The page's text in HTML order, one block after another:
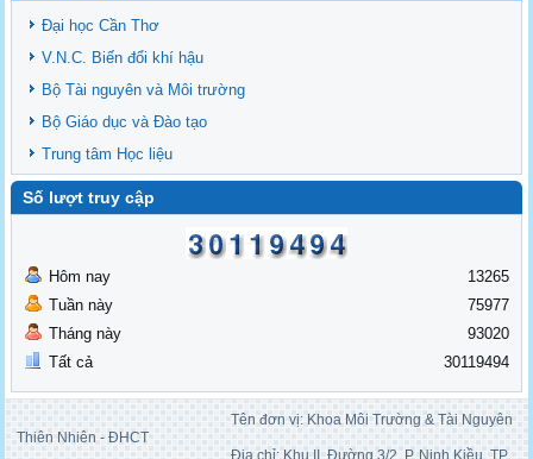
Đại học Cần Thơ
V.N.C. Biến đổi khí hậu
Bộ Tài nguyên và Môi trường
Bộ Giáo dục và Đào tạo
Trung tâm Học liệu
Số lượt truy cập
Hôm nay
Tuần này
Tháng này
Tất cả
13265
75977
93020
30119494
Tên đơn vị: Khoa Môi Trường & Tài Nguyên
Thiên Nhiên - ĐHCT
Địa chỉ: Khu II, Đường 3/2, P. Ninh Kiều, TP.